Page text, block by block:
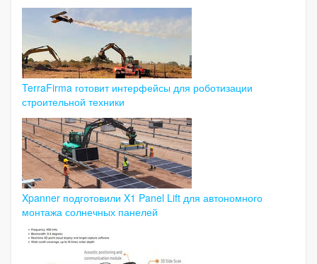
TerraFirma готовит интерфейсы для роботизации
строительной техники
Xpanner подготовили X1 Panel Lift для автономного
монтажа солнечных панелей